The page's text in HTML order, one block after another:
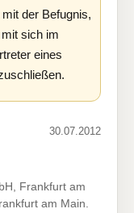
der Befugnis,
sich im
eines
30.07.2012
Frankfurt am
am Main.